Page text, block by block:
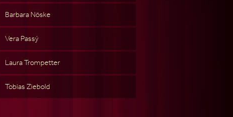
Barbara Nöske
Vera Passý
Laura Trompetter
Tobias Ziebold